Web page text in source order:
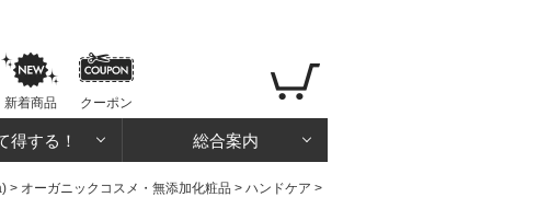
新着商品 クーポン
得する！ 総合案内
> オーガニックコスメ・無添加化粧品 > ハンドケア >